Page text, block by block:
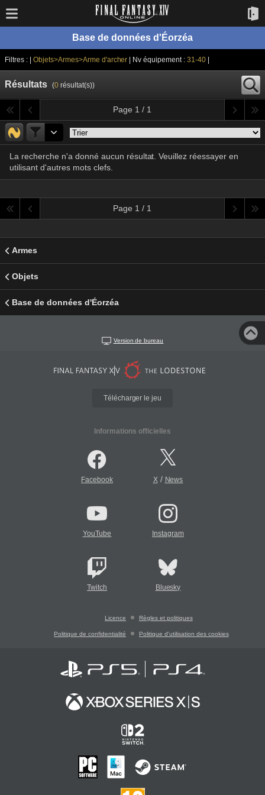
Base de données d'Éorzéa
Filtres : | Objets>Armes>Arme d'archer | Nv équipement :31-40
Résultats (0résultat(s))
Page 1 / 1
La recherche n'a donné aucun résultat. Veuillez réessayer en
utilisant d'autres mots clefs.
Page 1 / 1
Armes
Objets
Base de données d'Éorzéa
Version de bureau
Télécharger le jeu
Informations officielles
Facebook X/ News
YouTube Instagram
Twitch Bluesky
Licence Règles et politiques
Politique de confidentialité Politique d'utilisation des cookies